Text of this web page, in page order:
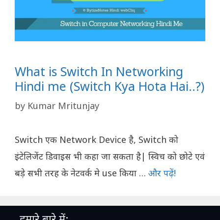
What is Switch In Networking
Hindi me (Switch Kya Hota Hai..?)
by Kumar Mritunjay
Switch एक Network Device है, Switch को
इंटेलिजेंट डिवाइस भी कहा जा सकता है| स्विच को छोटे एवं
बड़े सभी तरह के नेटवर्क मे use किया … और पढ़ें!